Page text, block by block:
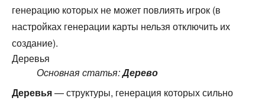
генерацию которых не может повлиять игрок (в
настройках генерации карты нельзя отключить их
создание).
Деревья
Основная статья:Дерево
Деревья— структуры, генерация которых сильно